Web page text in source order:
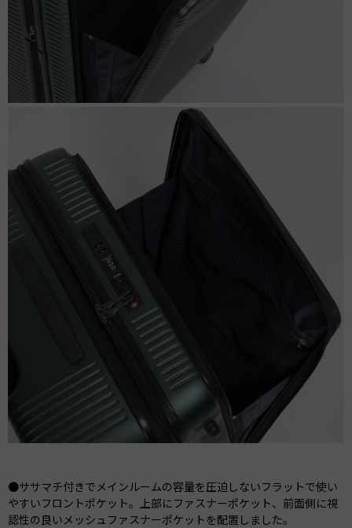
●ササマチ付きでメインルームの容量を圧迫しないフラットで使い
やすいフロントポケット。上部にファスナーポケット、前面側に視
認性の良いメッシュファスナーポケットを配置しました。